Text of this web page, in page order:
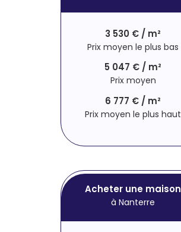
3 530 € / m²
Prix moyen le plus bas
5 047 € / m²
Prix moyen
6 777 € / m²
Prix moyen le plus haut
Acheter une maison
à Nanterre